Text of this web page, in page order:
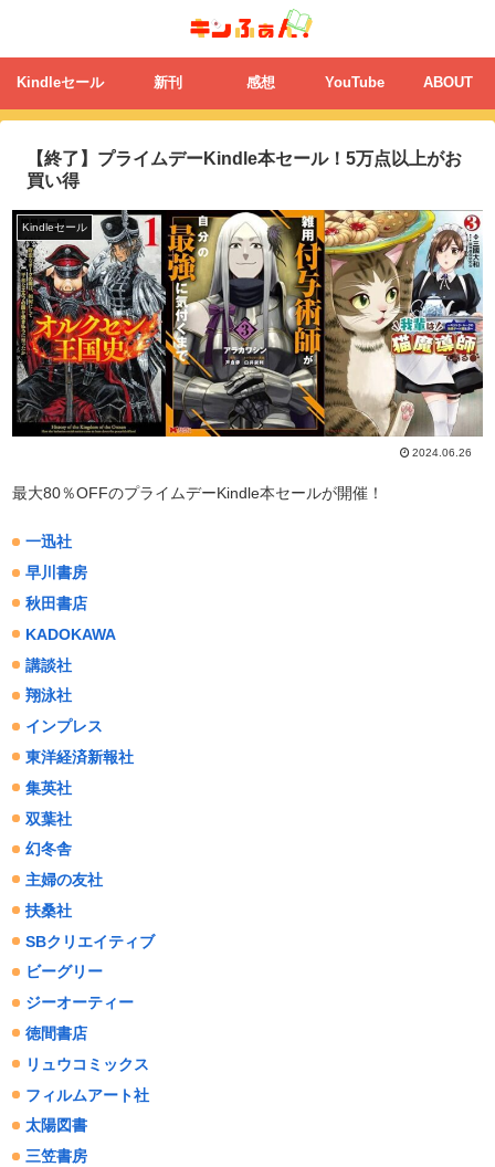
Kindleセール 新刊 感想 YouTube ABOUT
【終了】プライムデーKindle本セール！5万点以上がお
買い得
Kindleセール
2024.06.26
最大80％OFFのプライムデーKindle本セールが開催！
一迅社
早川書房
秋田書店
KADOKAWA
講談社
翔泳社
インプレス
東洋経済新報社
集英社
双葉社
幻冬舎
主婦の友社
扶桑社
SBクリエイティブ
ビーグリー
ジーオーティー
徳間書店
リュウコミックス
フィルムアート社
太陽図書
三笠書房